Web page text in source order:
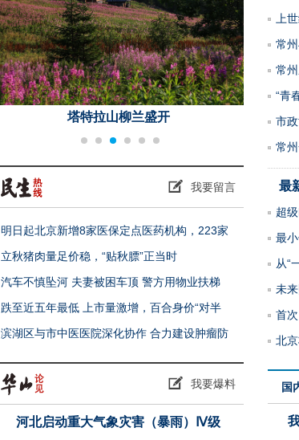
塔特拉山柳兰盛开
我要留言
明日起北京新增8家医保定点医药机构，223家
立秋猪肉量足价稳，“贴秋膘”正当时
汽车不慎坠河 夫妻被困车顶 警方用物业扶梯
跌至近五年最低 上市量激增，百合身价“对半
滨湖区与市中医医院深化协作 合力建设肿瘤防
我要爆料
河北启动重大气象灾害（暴雨）Ⅳ级
上
常
常
“青
市
常
最
超
最
从“
未
首
北
国